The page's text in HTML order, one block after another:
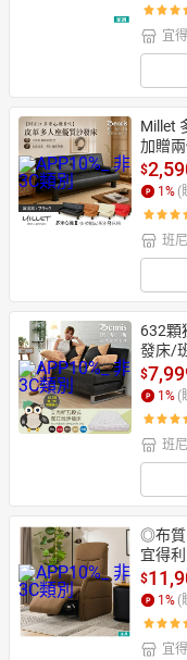
宜
Millet
加贈
$
1 % (
班
632顆
發床/
$
1 % (
班
◎布質
宜得
$
1 % (
宜